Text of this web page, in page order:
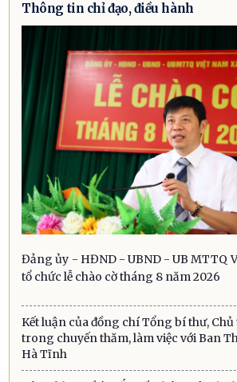
Thông tin chỉ đạo, điều hành
Đảng ủy - HĐND - UBND - UB MTTQ
tổ chức lễ chào cờ tháng 8 năm 2026
Kết luận của đồng chí Tổng bí thư,
trong chuyến thăm, làm việc với Ban
Hà Tĩnh